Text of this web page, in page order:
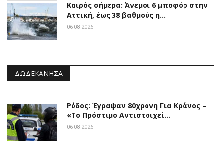
Καιρός σήμερα: Άνεμοι 6 μποφόρ στην
Αττική, έως 38 βαθμούς η…
06-08-2026
ΔΩΔΕΚΆΝΗΣΑ
Ρόδος: Έγραψαν 80χρονη Για Κράνος –
«Το Πρόστιμο Αντιστοιχεί…
06-08-2026